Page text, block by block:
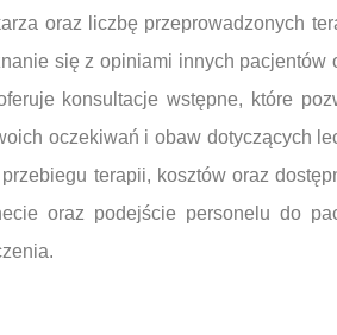
oraz liczbę przeprowadzonych
się z opiniami innych pacjentów
konsultacje wstępne, które
oczekiwań i obaw dotyczących
terapii, kosztów oraz
oraz podejście personelu do